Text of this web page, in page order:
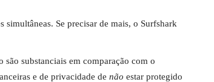
simultâneas. Se precisar de mais, o Surfshark
são substanciais em comparação com o
e de privacidade de não estar protegido